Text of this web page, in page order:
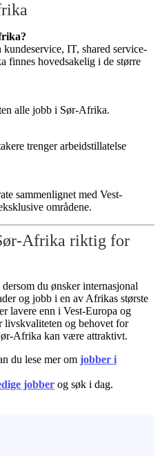
IT, shared service-
finnes hovedsakelig i de større
alle jobb i Sør-Afrika.
trenger arbeidstillatelse
sammenlignet med Vest-
områdene.
Afrika riktig for
du ønsker internasjonal
og jobb i en av Afrikas største
lavere enn i Vest-Europa og
og behovet for
Afrika kan være attraktivt.
du lese mer om jobber i
jobber og søk i dag.